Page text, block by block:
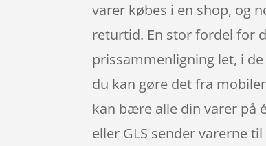
varer købes i en shop, og
returtid. En stor fordel for
prissammenligning let, i
du kan gøre det fra
kan bære alle din varer på
eller GLS sender varerne